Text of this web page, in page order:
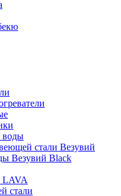
воды
стали Везувий
Везувий Black
LAVA
стали